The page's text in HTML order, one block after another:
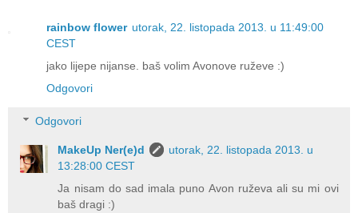
rainbow flower utorak, 22. listopada 2013. u 11:49:00
CEST
jako lijepe nijanse. baš volim Avonove ruževe :)
Odgovori
Odgovori
MakeUp Ner(e)d
utorak, 22. listopada 2013. u
13:28:00 CEST
Ja nisam do sad imala puno Avon ruževa ali su mi ovi
baš dragi :)